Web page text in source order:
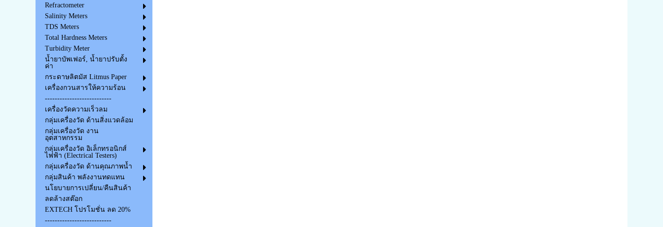
Refractometer
Salinity Meters
TDS Meters
Total Hardness Meters
Turbidity Meter
น้ำยาบัพเฟอร์, น้ำยาปรับตั้ง
ค่า
กระดาษลิตมัส Litmus Paper
เครื่องกวนสารให้ความร้อน
---------------------------
เครื่องวัดความเร็วลม
กลุ่มเครื่องวัด ด้านสิ่งแวดล้อม
กลุ่มเครื่องวัด งาน
อุตสาหกรรม
กลุ่มเครื่องวัด อิเล็กทรอนิกส์
ไฟฟ้า (Electrical Testers)
กลุ่มเครื่องวัด ด้านคุณภาพน้ำ
กลุ่มสินค้า พลังงานทดแทน
นโยบายการเปลี่ยน/คืนสินค้า
ลดล้างสต๊อก
EXTECH โปรโมชั่น ลด 20%
---------------------------